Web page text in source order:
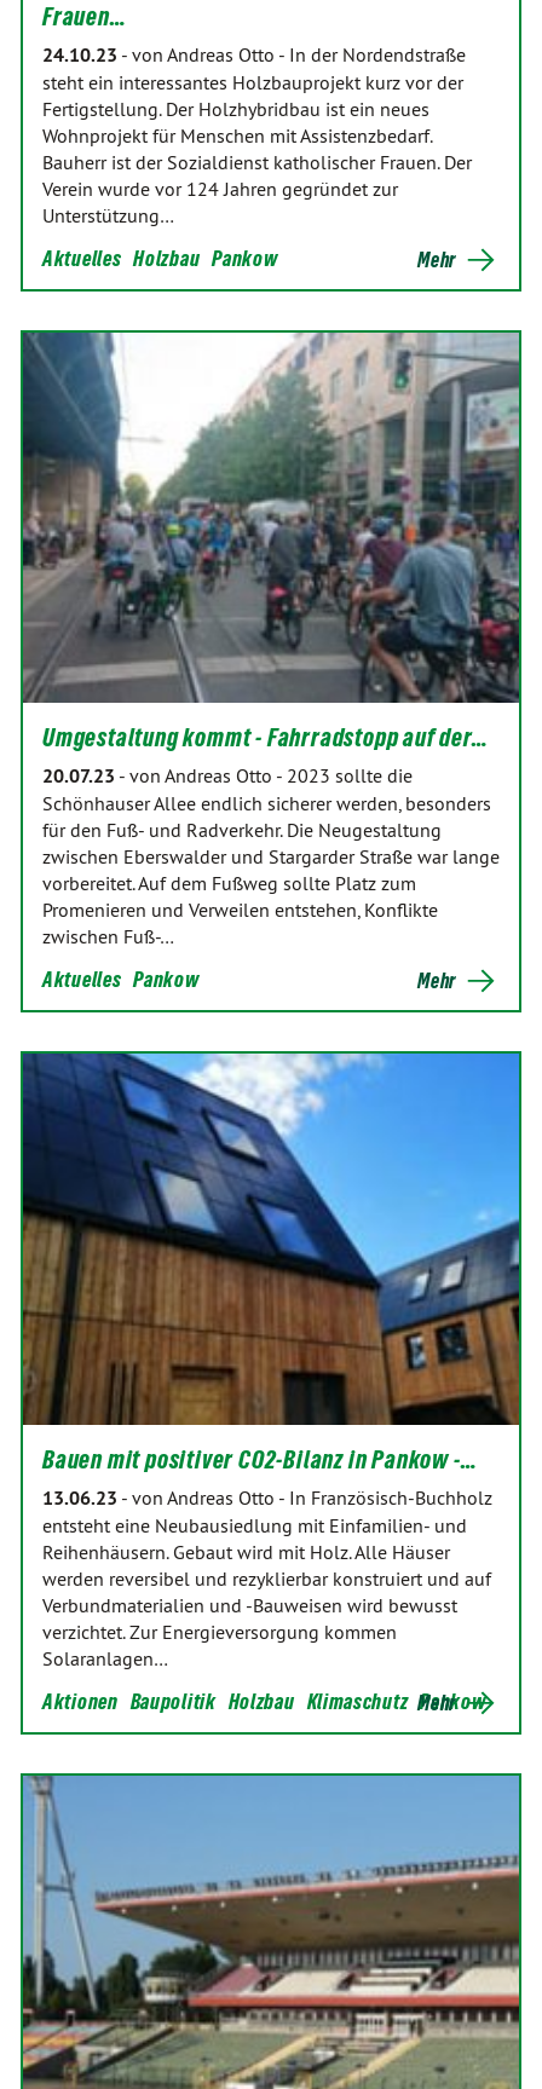
Frauen…
24.10.23 - von Andreas Otto - In der Nordendstraße
steht ein interessantes Holzbauprojekt kurz vor der
Fertigstellung. Der Holzhybridbau ist ein neues
Wohnprojekt für Menschen mit Assistenzbedarf.
Bauherr ist der Sozialdienst katholischer Frauen. Der
Verein wurde vor 124 Jahren gegründet zur
Unterstützung…
Aktuelles Holzbau Pankow Mehr
Umgestaltung kommt - Fahrradstopp auf der…
20.07.23 - von Andreas Otto - 2023 sollte die
Schönhauser Allee endlich sicherer werden, besonders
für den Fuß- und Radverkehr. Die Neugestaltung
zwischen Eberswalder und Stargarder Straße war lange
vorbereitet. Auf dem Fußweg sollte Platz zum
Promenieren und Verweilen entstehen, Konflikte
zwischen Fuß-…
Aktuelles Pankow Mehr
Bauen mit positiver CO2-Bilanz in Pankow -…
13.06.23 - von Andreas Otto - In Französisch-Buchholz
entsteht eine Neubausiedlung mit Einfamilien- und
Reihenhäusern. Gebaut wird mit Holz. Alle Häuser
werden reversibel und rezyklierbar konstruiert und auf
Verbundmaterialien und -Bauweisen wird bewusst
verzichtet. Zur Energieversorgung kommen
Solaranlagen…
Aktionen Baupolitik Holzbau Klimaschutz Pankow
Mehr